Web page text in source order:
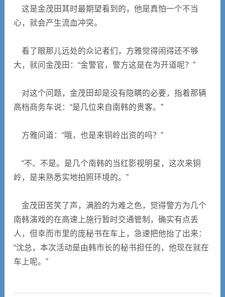
这是金茂田其时最期望看到的，他是真怕一个不当
心，就会产生流血冲突。
看了眼那儿远处的众记者们，方雅觉得闹得还不够
大，就问金茂田：“金警官，警方这是在为开道呢？”
对这个问题，金茂田却是没有隐瞒的必要，指着那辆
高档商务车说：“是几位来自南韩的贵客。”
方雅问道：“哦，也是来铜岭出资的吗？”
“不、不是。是几个南韩的当红影视明星，这次来铜
岭，是来熟悉实地拍照环境的。”
金茂田苦笑了声，满脸的为难之色，觉得警方为几个
南韩演戏的在高速上施行暂时交通管制，确实有点丢
人，但幸而市里的庞秘书在车上，急速把他抬了出来：
“沈总，本次活动是由韩市长的秘书担任的，他现在就在
车上呢。”